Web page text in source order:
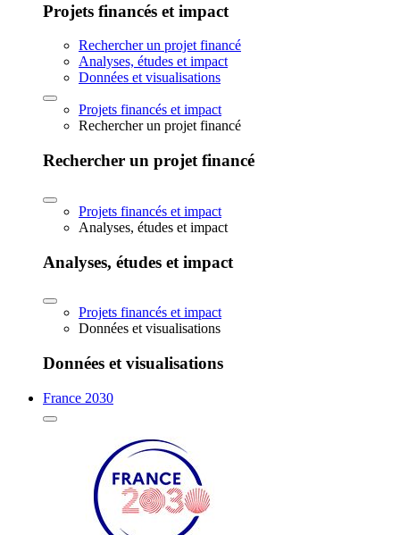
Projets financés et impact
Rechercher un projet financé
Analyses, études et impact
Données et visualisations
Projets financés et impact
Rechercher un projet financé
Rechercher un projet financé
Projets financés et impact
Analyses, études et impact
Analyses, études et impact
Projets financés et impact
Données et visualisations
Données et visualisations
France 2030